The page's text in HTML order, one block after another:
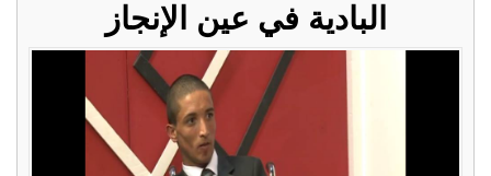
البادية في عين الإنجاز